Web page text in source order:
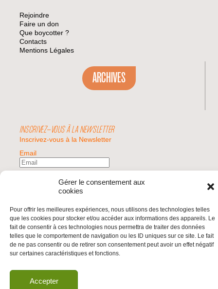
Gérer le consentement aux
cookies
Pour offrir les meilleures expériences, nous utilisons des technologies telles
que les cookies pour stocker et/ou accéder aux informations des appareils. Le
fait de consentir à ces technologies nous permettra de traiter des données
telles que le comportement de navigation ou les ID uniques sur ce site. Le fait
de ne pas consentir ou de retirer son consentement peut avoir un effet négatif
sur certaines caractéristiques et fonctions.
Accepter
Rejoindre
Faire un don
Que boycotter ?
Contacts
Mentions Légales
ARCHIVES
INSCRIVEZ-VOUS À LA NEWSLETTER
Inscrivez-vous à la Newsletter
Email
Valider
© 2026 | BDS France | Boycott Désinvestissement Sanctions, la réponse
citoyenne et non-violente à l'impunité d'Israël |